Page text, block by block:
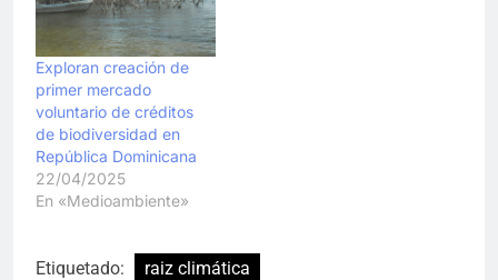
Exploran creación de
primer mercado
voluntario de créditos
de biodiversidad en
República Dominicana
22/04/2025
En «Medioambiente»
Etiquetado:
raiz climática